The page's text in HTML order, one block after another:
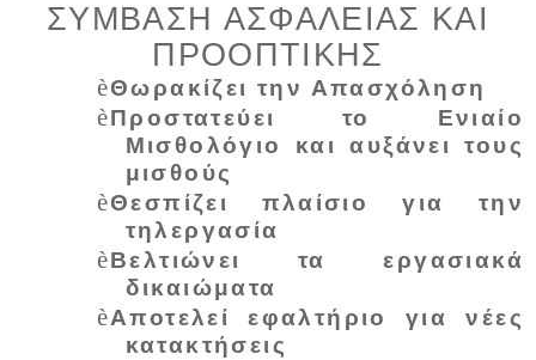
ΣΥΜΒΑΣΗ ΑΣΦΑΛΕΙΑΣ ΚΑΙ
ΠΡΟΟΠΤΙΚΗΣ
èΘωρακίζει την Απασχόληση
èΠροστατεύει το Ενιαίο
Μισθολόγιο και αυξάνει τους
μισθούς
èΘεσπίζει πλαίσιο για την
τηλεργασία
èΒελτιώνει τα εργασιακά
δικαιώματα
èΑποτελεί εφαλτήριο για νέες
κατακτήσεις